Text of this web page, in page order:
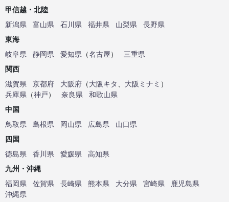
甲信越・北陸
新潟県
富山県 石川県 福井県 山梨県
長野県
東海
岐阜県
静岡県 愛知県 （名古屋）
三重県
関西
滋賀県
京都府 大阪府 （大阪キタ、 大阪ミナミ ）
兵庫県 （神戸） 奈良県
和歌山県
中国
鳥取県
島根県 岡山県 広島県
山口県
四国
徳島県
香川県 愛媛県
高知県
九州・沖縄
福岡県
佐賀県 長崎県 熊本県 大分県 宮崎県
鹿児島県
沖縄県